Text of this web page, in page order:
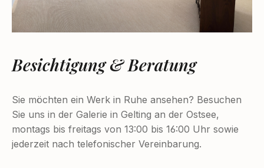
Besichtigung & Beratung
Sie möchten ein Werk in Ruhe ansehen? Besuchen
Sie uns in der Galerie in Gelting an der Ostsee,
montags bis freitags von 13:00 bis 16:00 Uhr sowie
jederzeit nach telefonischer Vereinbarung.